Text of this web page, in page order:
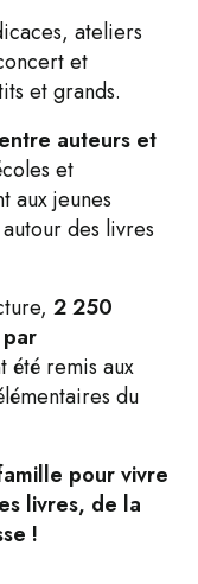
ateliers
et
et grands.
auteurs et
et
aux jeunes
des livres
2 250
été remis aux
du
pour vivre
livres, de la
!